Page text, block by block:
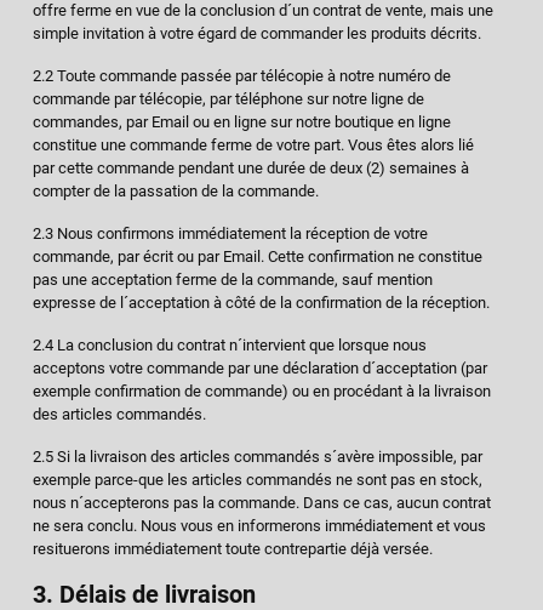
offre ferme en vue de la conclusion d´un contrat de vente, mais une
simple invitation à votre égard de commander les produits décrits.
2.2 Toute commande passée par télécopie à notre numéro de
commande par télécopie, par téléphone sur notre ligne de
commandes, par Email ou en ligne sur notre boutique en ligne
constitue une commande ferme de votre part. Vous êtes alors lié
par cette commande pendant une durée de deux (2) semaines à
compter de la passation de la commande.
2.3 Nous confirmons immédiatement la réception de votre
commande, par écrit ou par Email. Cette confirmation ne constitue
pas une acceptation ferme de la commande, sauf mention
expresse de l´acceptation à côté de la confirmation de la réception.
2.4 La conclusion du contrat n´intervient que lorsque nous
acceptons votre commande par une déclaration d´acceptation (par
exemple confirmation de commande) ou en procédant à la livraison
des articles commandés.
2.5 Si la livraison des articles commandés s´avère impossible, par
exemple parce-que les articles commandés ne sont pas en stock,
nous n´accepterons pas la commande. Dans ce cas, aucun contrat
ne sera conclu. Nous vous en informerons immédiatement et vous
resituerons immédiatement toute contrepartie déjà versée.
3. Délais de livraison